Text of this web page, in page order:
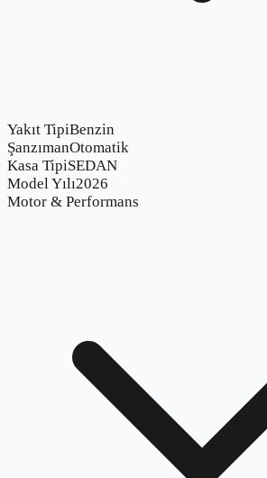
Yakıt TipiBenzin
ŞanzımanOtomatik
Kasa TipiSEDAN
Model Yılı2026
Motor & Performans